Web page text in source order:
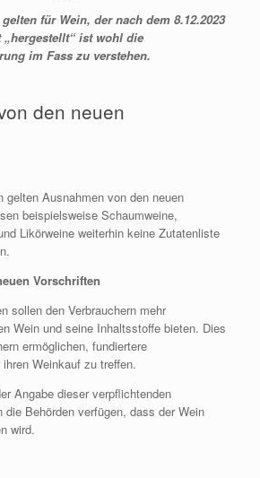
für Wein, der nach dem 8.12.2023
ist wohl die
im Fass zu verstehen.
den neuen
gelten Ausnahmen von den neuen
beispielsweise Schaumweine,
Likörweine weiterhin keine Zutatenliste
Vorschriften
sollen den Verbrauchern mehr
Wein und seine Inhaltsstoffe bieten. Dies
ermöglichen, fundiertere
Weinkauf zu treffen.
Angabe dieser verpflichtenden
die Behörden verfügen, dass der Wein
wird.